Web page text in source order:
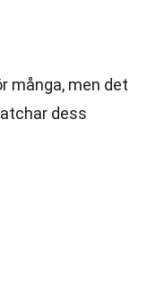
många, men det
dess